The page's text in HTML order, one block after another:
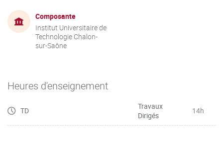
Composante
Institut Universitaire de
Technologie Chalon-
sur-Saône
Heures d'enseignement
TD
Travaux
Dirigés
14h